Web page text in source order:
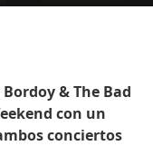
& The Bad
con un
conciertos